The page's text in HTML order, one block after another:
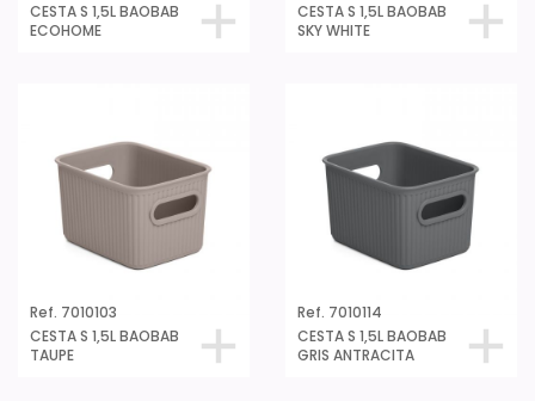
CESTA S 1,5L BAOBAB
ECOHOME
CESTA S 1,5L BAOBAB
SKY WHITE
Ref. 7010103
CESTA S 1,5L BAOBAB
TAUPE
Ref. 7010114
CESTA S 1,5L BAOBAB
GRIS ANTRACITA